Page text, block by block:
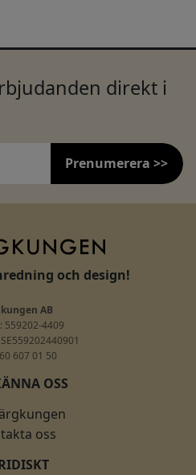
direkt i
Prenumerera >>
och design!
AB
559202-4409
607 01 50
OSS
oss